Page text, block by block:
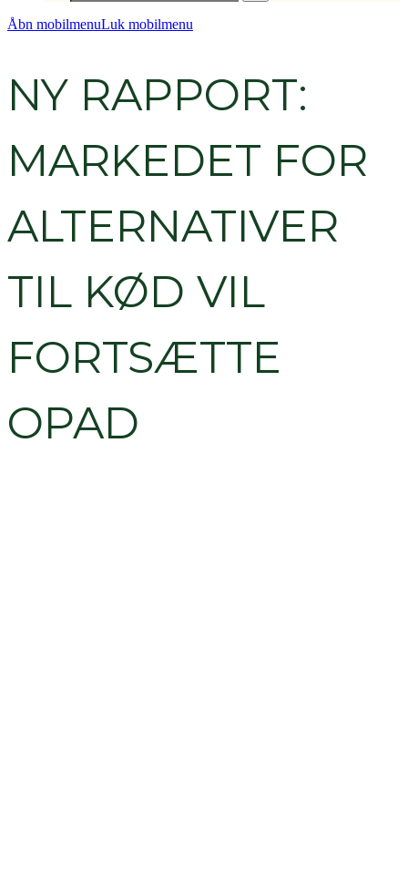
Åbn mobilmenuLuk mobilmenu
NY RAPPORT:
MARKEDET FOR
ALTERNATIVER
TIL KØD VIL
FORTSÆTTE
OPAD